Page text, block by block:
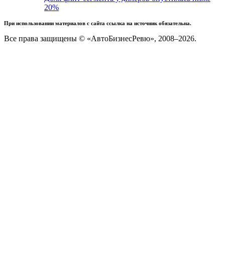
20%
При использовании материалов с сайта ссылка на источник обязательна.
Все права защищены © «АвтоБизнесРевю», 2008–2026.